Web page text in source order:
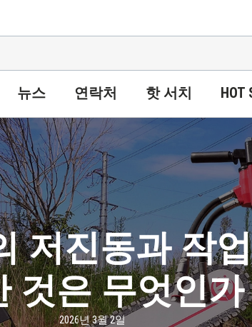
뉴스 연락처 핫 서치 HOT
저진동과 작
것은 무엇인가
2026년 3월 2일